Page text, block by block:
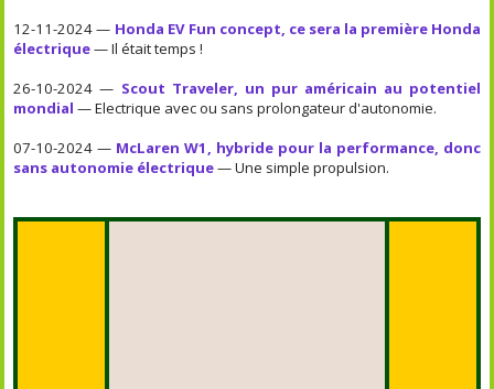
12-11-2024 — Honda EV Fun concept, ce sera la première Honda
électrique— Il était temps !
26-10-2024 — Scout Traveler, un pur américain au potentiel
mondial — Electrique avec ou sans prolongateur d'autonomie.
07-10-2024 — McLaren W1, hybride pour la performance, donc
sans autonomie électrique— Une simple propulsion.